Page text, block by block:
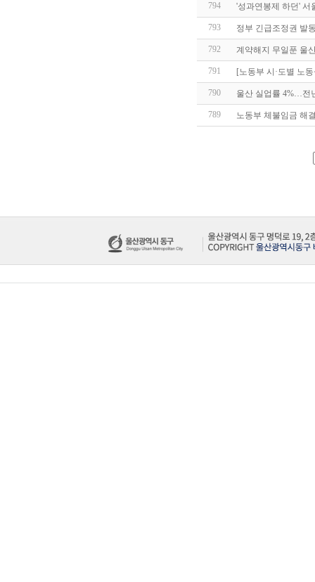
794 '성과연봉제 하던'
793 정부 긴급조정권 발
792 계약해지 무일푼 울
791 [노동부 시·도별 노
790 울산 실업률 4%…전
789 노동부 체불임금 해